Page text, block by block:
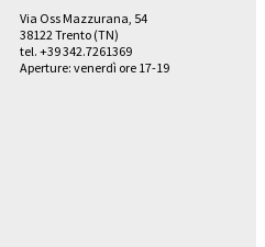
Via Oss Mazzurana, 54
38122 Trento (TN)
tel. +39 342.7261369
Aperture: venerdì ore 17-19